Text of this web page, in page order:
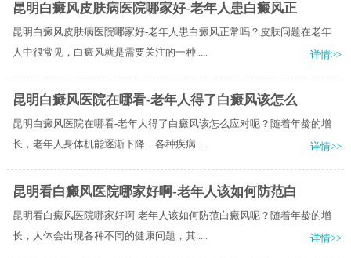
昆明白癜风皮肤病医院哪家好-老年人患白癜风正
昆明白癜风皮肤病医院哪家好-老年人患白癜风正常吗？皮肤问题在老年
人中很常见，白癜风就是需要关注的一种.....
详情>>
昆明白癜风医院在哪看-老年人得了白癜风该怎么
昆明白癜风医院在哪看-老年人得了白癜风该怎么应对呢？随着年龄的增
长，老年人身体机能逐渐下降，各种疾病.....
详情>>
昆明看白癜风医院哪家好啊-老年人该如何防范白
昆明看白癜风医院哪家好啊-老年人该如何防范白癜风呢？随着年龄的增
长，人体会出现各种不同的健康问题，其.....
详情>>